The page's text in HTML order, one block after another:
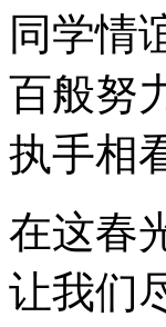
同学情
百般努
执手相
在这春
让我们